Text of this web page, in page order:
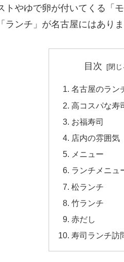
トやゆで卵が付いてくる「
ンチ」が名古屋にはありま
目次
名古屋のラン
高コスパな寿
お福寿司
店内の雰囲気
メニュー
ランチメニュ
松ランチ
竹ランチ
赤だし
寿司ランチ訪